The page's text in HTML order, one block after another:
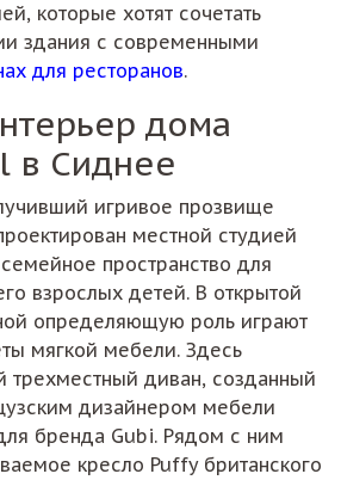
которые хотят сочетать
здания с современными
для ресторанов.
дома
в Сиднее
игривое прозвище
местной студией
пространство для
взрослых детей. В открытой
определяющую роль играют
мягкой мебели. Здесь
трехместный диван, созданный
дизайнером мебели
бренда Gubi. Рядом с ним
кресло Puffy британского